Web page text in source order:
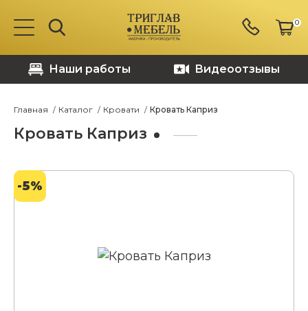
0
Наши работы Видеоотзывы
Главная Каталог Кровати Кровать Каприз
Кровать Каприз
-5%